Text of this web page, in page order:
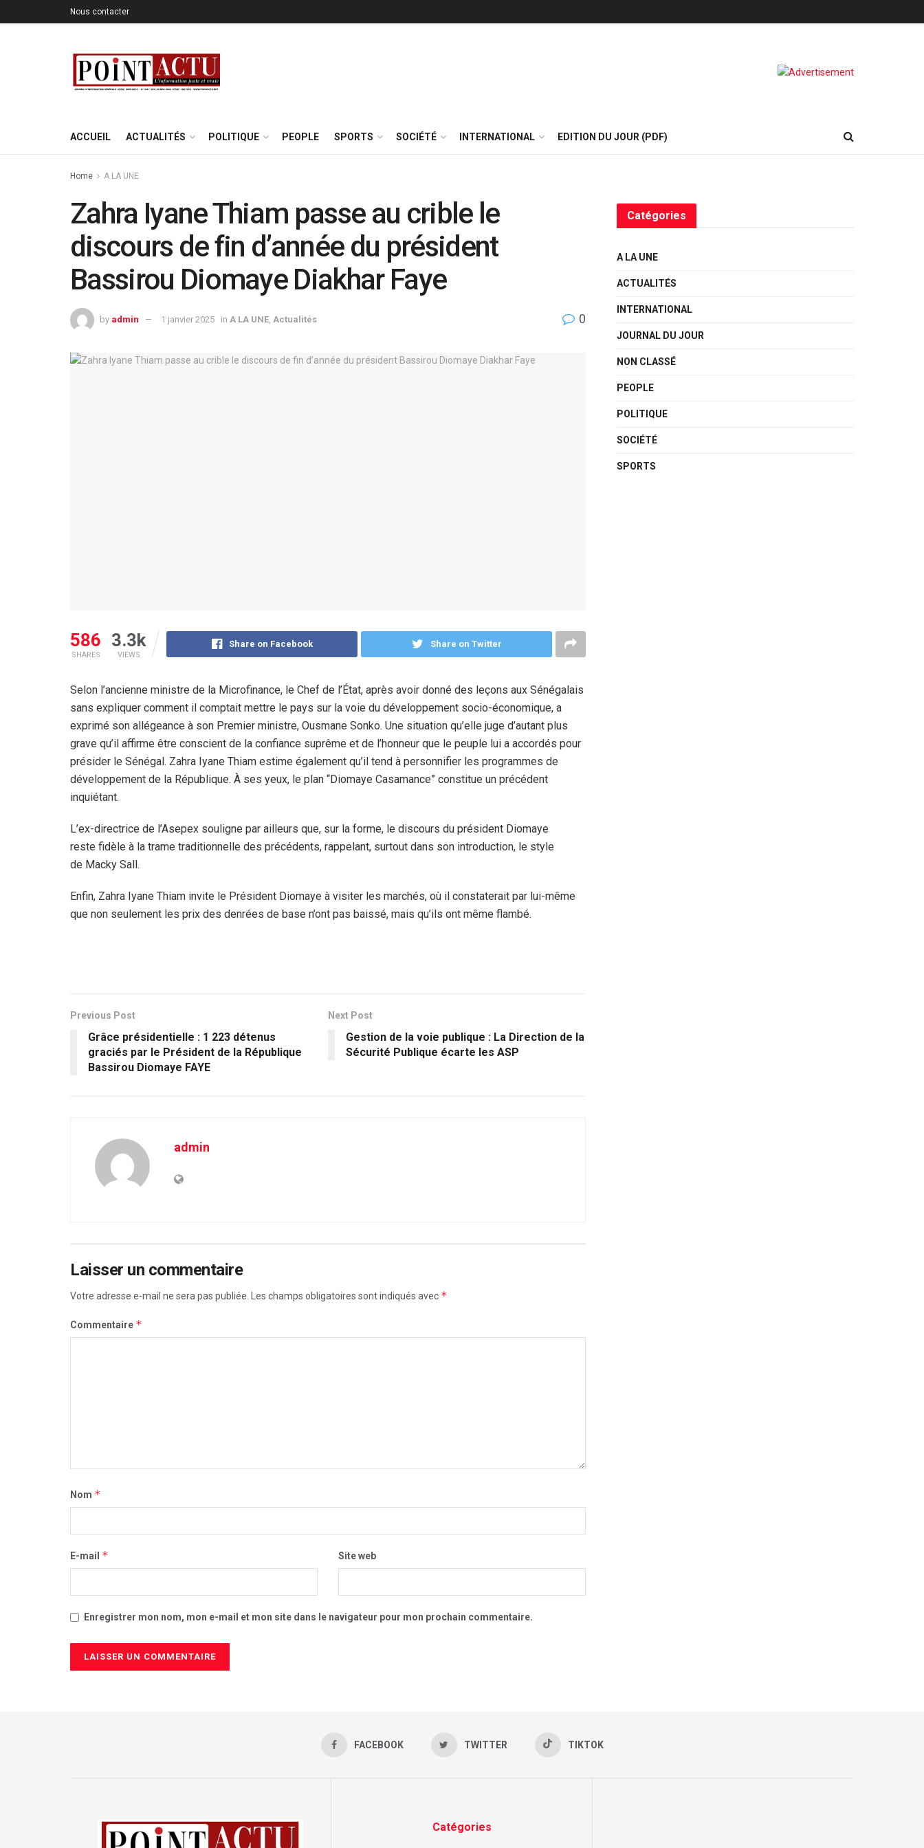
Nous contacter
ACCUEIL ACTUALITÉS POLITIQUE PEOPLE SPORTS SOCIÉTÉ INTERNATIONAL EDITION DU JOUR (PDF)
Home A LA UNE
Zahra Iyane Thiam passe au crible le
discours de fin d’année du président
Bassirou Diomaye Diakhar Faye
by admin 1 janvier 2025 in A LA UNE Actualités 0
586
SHARES
3.3k
VIEWS
Share on Facebook Share on Twitter
Selon l’ancienne ministre de la Microfinance, le Chef de l’État, après avoir donné des leçons aux Sénégalais
sans expliquer comment il comptait mettre le pays sur la voie du développement socio-économique, a
exprimé son allégeance à son Premier ministre, Ousmane Sonko. Une situation qu’elle juge d’autant plus
grave qu’il affirme être conscient de la confiance suprême et de l’honneur que le peuple lui a accordés pour
présider le Sénégal. Zahra Iyane Thiam estime également qu’il tend à personnifier les programmes de
développement de la République. À ses yeux, le plan “Diomaye Casamance” constitue un précédent
inquiétant.
L’ex-directrice de l’Asepex souligne par ailleurs que, sur la forme, le discours du président Diomaye
reste fidèle à la trame traditionnelle des précédents, rappelant, surtout dans son introduction, le style
de Macky Sall.
Enfin, Zahra Iyane Thiam invite le Président Diomaye à visiter les marchés, où il constaterait par lui-même
que non seulement les prix des denrées de base n’ont pas baissé, mais qu’ils ont même flambé.
Previous Post
Grâce présidentielle : 1 223 détenus
graciés par le Président de la République
Bassirou Diomaye FAYE
Next Post
Gestion de la voie publique : La Direction de la
Sécurité Publique écarte les ASP
admin
Laisser un commentaire
Votre adresse e-mail ne sera pas publiée. Les champs obligatoires sont indiqués avec *
Commentaire *
Nom *
E-mail * Site web
Enregistrer mon nom, mon e-mail et mon site dans le navigateur pour mon prochain commentaire.
Catégories
A LA UNE
ACTUALITÉS
INTERNATIONAL
JOURNAL DU JOUR
NON CLASSÉ
PEOPLE
POLITIQUE
SOCIÉTÉ
SPORTS
FACEBOOK TWITTER TIKTOK
Catégories